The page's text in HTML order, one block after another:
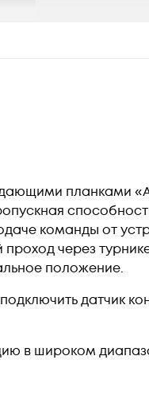
планками
команды от
через
положение.
датчик
в широком